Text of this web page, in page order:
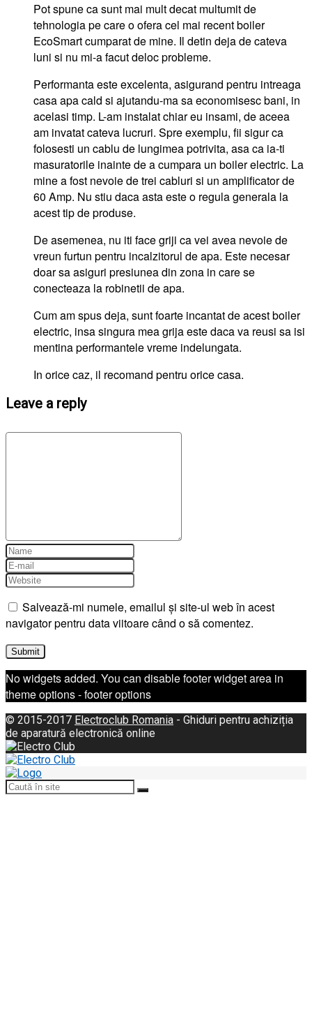
Pot spune ca sunt mai mult decat multumit de
tehnologia pe care o ofera cel mai recent boiler
EcoSmart cumparat de mine. Il detin deja de cateva
luni si nu mi-a facut deloc probleme.
Performanta este excelenta, asigurand pentru intreaga
casa apa cald si ajutandu-ma sa economisesc bani, in
acelasi timp. L-am instalat chiar eu insami, de aceea
am invatat cateva lucruri. Spre exemplu, fii sigur ca
folosesti un cablu de lungimea potrivita, asa ca ia-ti
masuratorile inainte de a cumpara un boiler electric. La
mine a fost nevoie de trei cabluri si un amplificator de
60 Amp. Nu stiu daca asta este o regula generala la
acest tip de produse.
De asemenea, nu iti face griji ca vei avea nevoie de
vreun furtun pentru incalzitorul de apa. Este necesar
doar sa asiguri presiunea din zona in care se
conecteaza la robinetii de apa.
Cum am spus deja, sunt foarte incantat de acest boiler
electric, insa singura mea grija este daca va reusi sa isi
mentina performantele vreme indelungata.
In orice caz, il recomand pentru orice casa.
Leave a reply
Salvează-mi numele, emailul și site-ul web în acest
navigator pentru data viitoare când o să comentez.
No widgets added. You can disable footer widget area in
theme options - footer options
© 2015-2017 Electroclub Romania - Ghiduri pentru achiziția
de aparatură electronică online